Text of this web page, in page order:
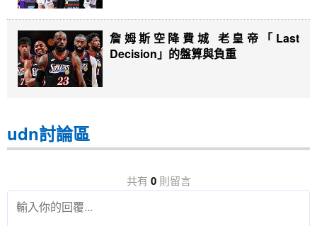
詹姆斯空降費城 老皇帝「Last
Decision」的盤算與負重
udn討論區
共有 0則留言